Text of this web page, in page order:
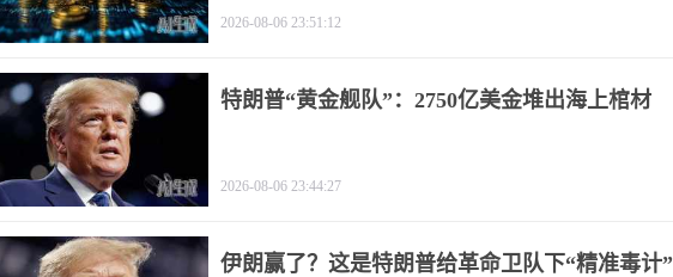
2026-08-06 23:51:12
特朗普“黄金舰队”：2750亿美金堆出海上棺材
2026-08-06 23:44:27
伊朗赢了？这是特朗普给革命卫队下“精准毒计”